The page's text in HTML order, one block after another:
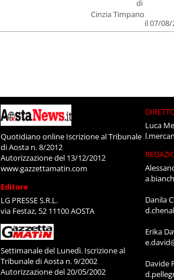
di
Cinzia Timpano
il 07/08/
Quotidiano online Iscrizione al Tribunale
di Aosta n. 8/2012
Autorizzazione del 13/12/2012
www.gazzettamatin.com
Editore
LG PRESSE S.R.L.
via Festaz, 52 11100 AOSTA
Settimanale del Lunedì. Iscrizione al
Tribunale di Aosta n. 9/2002
Autorizzazione del 20/05/2002
Luca
Danila
Erika
Davide